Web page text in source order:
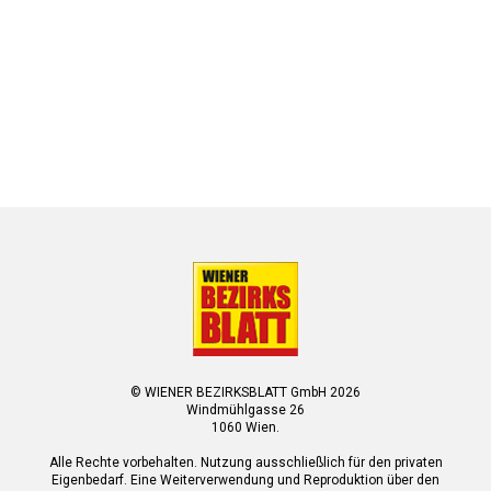
© WIENER BEZIRKSBLATT GmbH 2026
Windmühlgasse 26
1060 Wien.
Alle Rechte vorbehalten. Nutzung ausschließlich für den privaten
Eigenbedarf. Eine Weiterverwendung und Reproduktion über den